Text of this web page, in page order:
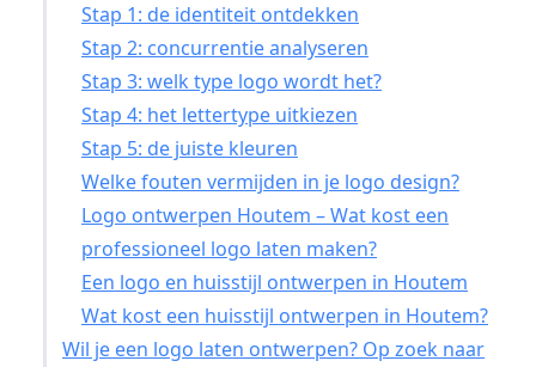
Stap 1: de identiteit ontdekken
Stap 2: concurrentie analyseren
Stap 3: welk type logo wordt het?
Stap 4: het lettertype uitkiezen
Stap 5: de juiste kleuren
Welke fouten vermijden in je logo design?
Logo ontwerpen Houtem – Wat kost een
professioneel logo laten maken?
Een logo en huisstijl ontwerpen in Houtem
Wat kost een huisstijl ontwerpen in Houtem?
Wil je een logo laten ontwerpen? Op zoek naar